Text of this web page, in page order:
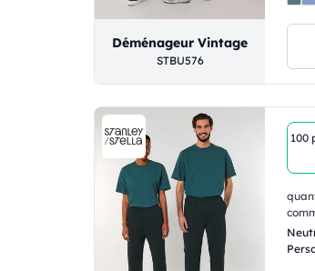
Déménageur Vintage
STBU576
100